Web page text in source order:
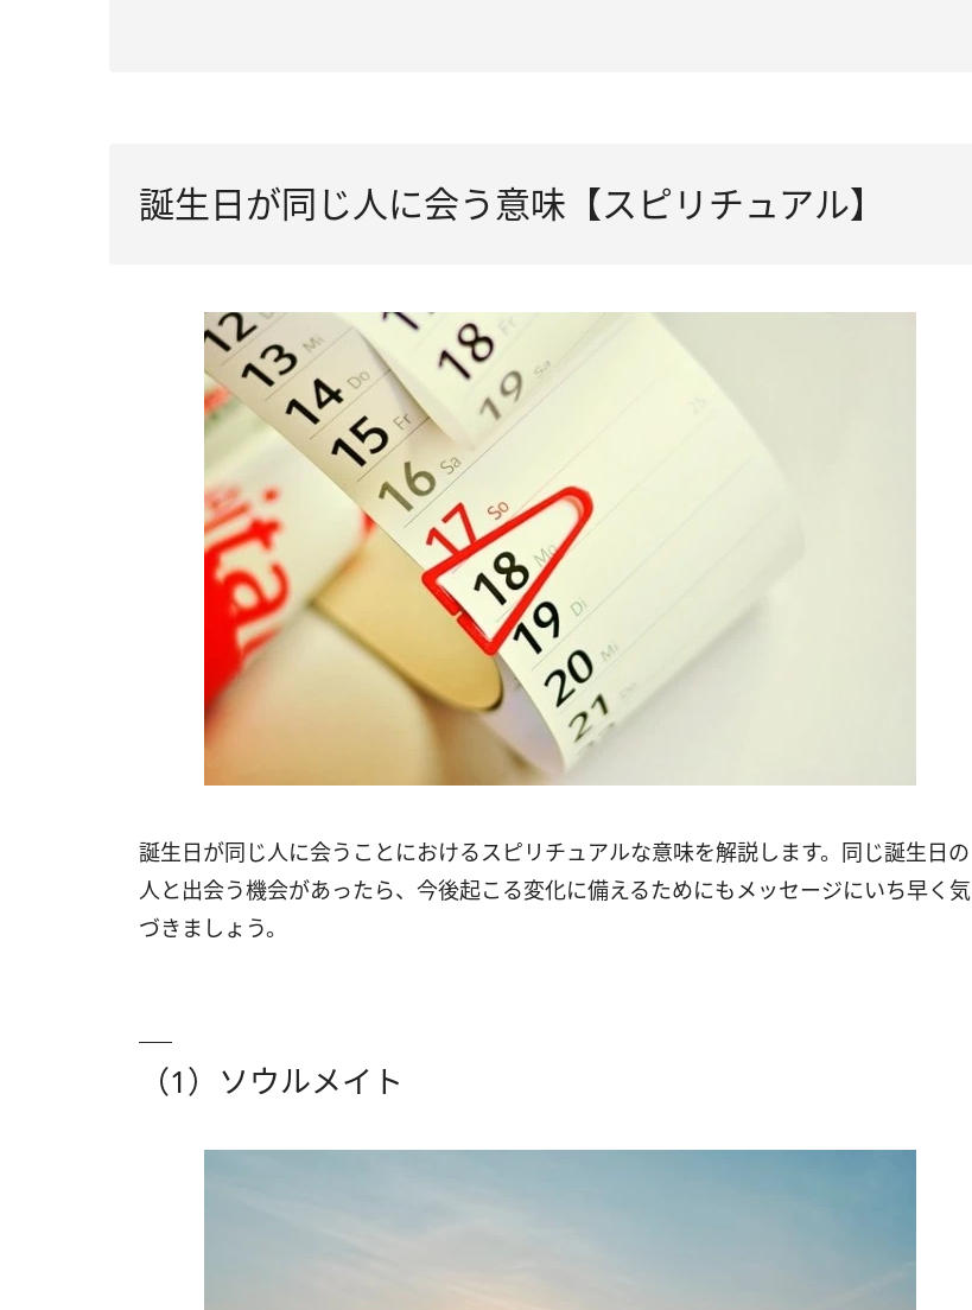
誕生日が同じ人に会う意味【スピリチュアル】
誕生日が同じ人に会うことにおけるスピリチュアルな意味を解説します。同じ誕生日の
人と出会う機会があったら、今後起こる変化に備えるためにもメッセージにいち早く気
づきましょう。
（1）ソウルメイト